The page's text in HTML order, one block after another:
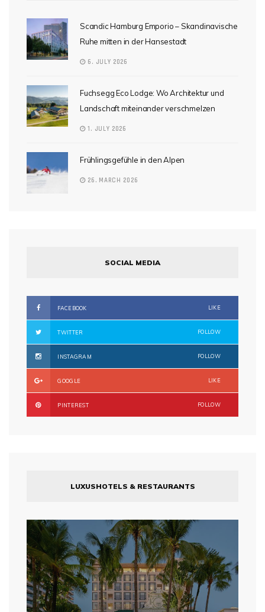
Scandic Hamburg Emporio – Skandinavische
Ruhe mitten in der Hansestadt
6. JULY 2026
Fuchsegg Eco Lodge: Wo Architektur und
Landschaft miteinander verschmelzen
1. JULY 2026
Frühlingsgefühle in den Alpen
26. MARCH 2026
SOCIAL MEDIA
FACEBOOK LIKE
TWITTER FOLLOW
INSTAGRAM FOLLOW
GOOGLE LIKE
PINTEREST FOLLOW
LUXUSHOTELS & RESTAURANTS